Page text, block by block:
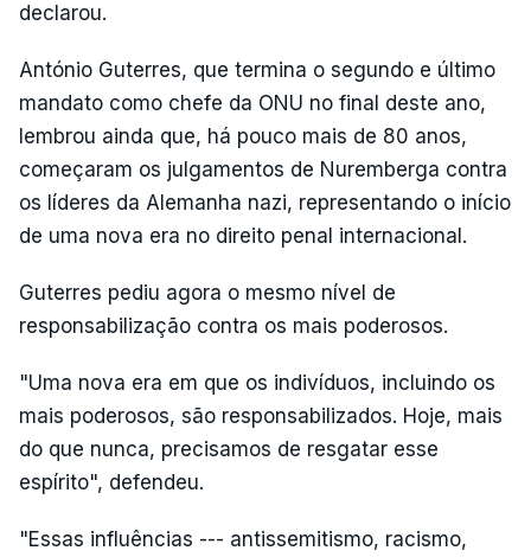
declarou.
António Guterres, que termina o segundo e último
mandato como chefe da ONU no final deste ano,
lembrou ainda que, há pouco mais de 80 anos,
começaram os julgamentos de Nuremberga contra
os líderes da Alemanha nazi, representando o início
de uma nova era no direito penal internacional.
Guterres pediu agora o mesmo nível de
responsabilização contra os mais poderosos.
"Uma nova era em que os indivíduos, incluindo os
mais poderosos, são responsabilizados. Hoje, mais
do que nunca, precisamos de resgatar esse
espírito", defendeu.
"Essas influências --- antissemitismo, racismo,